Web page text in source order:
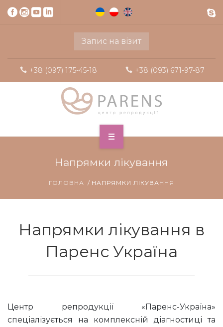
Запис на візит
+38 (097) 175-45-18 +38 (093) 671-97-87
Напрямки лікування
ГОЛОВНА НАПРЯМКИ ЛІКУВАННЯ
Напрямки лікування в
Паренс Україна
Центр репродукції «Паренс-Україна»
спеціалізується на комплексній діагностиці та